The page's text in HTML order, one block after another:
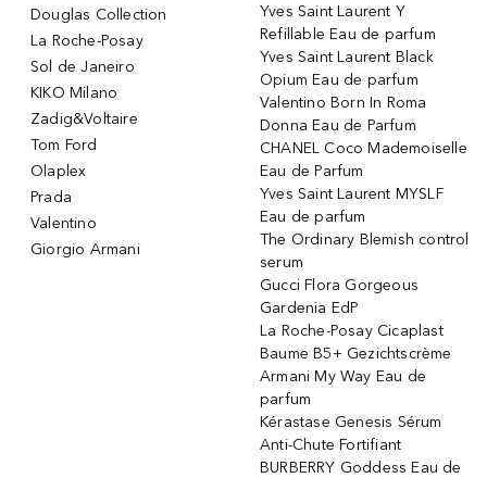
Douglas Collection
La Roche-Posay
Sol de Janeiro
KIKO Milano
Zadig&Voltaire
Tom Ford
Olaplex
Prada
Valentino
Giorgio Armani
Yves Saint Laurent Y
Refillable Eau de parfum
Yves Saint Laurent Black
Opium Eau de parfum
Valentino Born In Roma
Donna Eau de Parfum
CHANEL Coco Mademoiselle
Eau de Parfum
Yves Saint Laurent MYSLF
Eau de parfum
The Ordinary Blemish control
serum
Gucci Flora Gorgeous
Gardenia EdP
La Roche-Posay Cicaplast
Baume B5+ Gezichtscrème
Armani My Way Eau de
parfum
Kérastase Genesis Sérum
Anti-Chute Fortifiant
BURBERRY Goddess Eau de